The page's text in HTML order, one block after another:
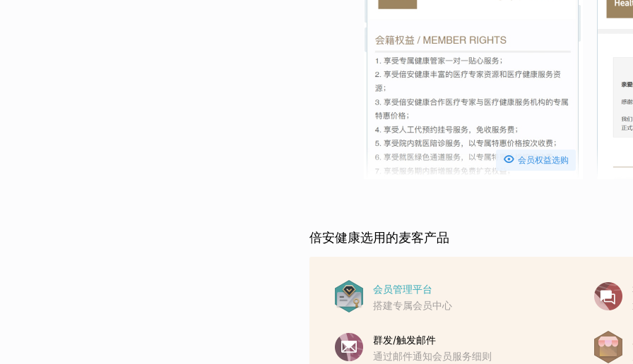
 会员权益选购
倍安健康选用的麦客产品
会员管理平台
搭建专属会员中心
群发/触发邮件
通过邮件通知会员服务细则